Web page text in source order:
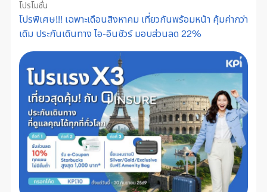
โปรโมชั่น
โปรพิเศษ!!! เฉพาะเดือนสิงหาคม เที่ยวกันพร้อมหน้า คุ้มค่ากว่า
เดิม ประกันเดินทาง ไอ-อินชัวร์ มอบส่วนลด 22%